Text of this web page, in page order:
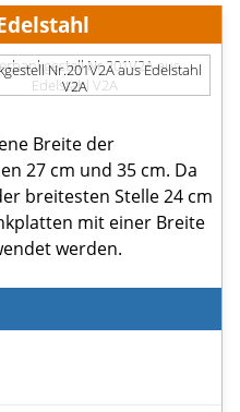
Nr.201V2A aus Edelstahl
V2A
Breite der
27 cm und 35 cm. Da
breitesten Stelle 24 cm
mit einer Breite
werden.